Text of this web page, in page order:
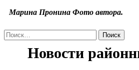
Марина Пронина Фото автора.
Найти: